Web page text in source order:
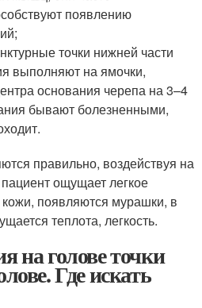
появлению
точки нижней части
выполняют на ямочки,
основания черепа на 3–4
бывают болезненными,
правильно, воздействуя на
ощущает легкое
появляются мурашки, в
теплота, легкость.
на голове точки
Где искать